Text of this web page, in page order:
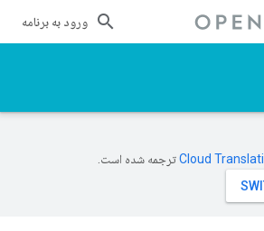
ورود به برنامه
ترجمه شده است.